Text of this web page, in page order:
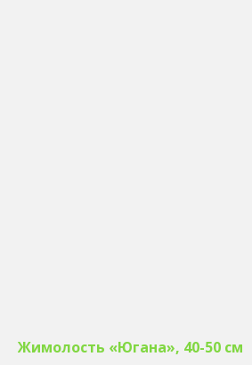
Жимолость «Югана», 40-50 см